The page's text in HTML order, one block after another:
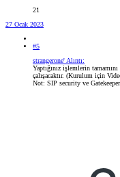
21
27 Ocak 2023
#5
strangerone' Alıntı:
Yaptığınız işlemlerin
çalışacaktır. (Kurulum için
Not: SIP security ve